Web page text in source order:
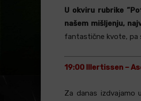
U okviru rubrike
našem mišljenju,
fantastične kvote, pa
19:00 Illertissen –
Za danas izdvajamo